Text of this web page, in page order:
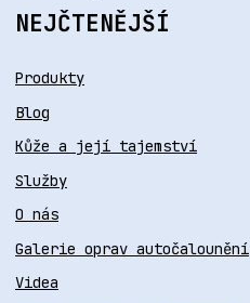
NEJČTENĚJŠÍ
Produkty
Blog
Kůže a její tajemství
Služby
O nás
Galerie oprav autočalounění
Videa